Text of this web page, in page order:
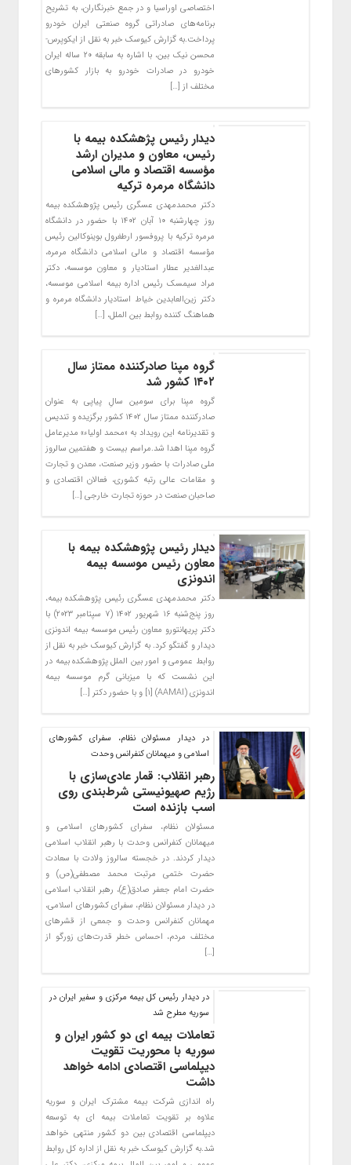
اختصاصی اوراسیا و در جمع خبرنگاران، به تشریح
برنامه‌های صادراتی گروه صنعتی ایران خودرو
پرداخت.به گزارش کیوسک خبر به نقل از ایکوپرس-
محسن نیک بین، با اشاره به سابقه ۲۰ ساله ایران
خودرو در صادرات خودرو به بازار کشورهای
مختلف از […]
دیدار رئیس پژهشکده بیمه با
رئیس، معاون و مدیران ارشد
مؤسسه اقتصاد و مالی اسلامی
دانشگاه مرمره ترکیه
دکتر محمدمهدی عسگری رئیس پژوهشکده بیمه
روز چهارشنبه ۱۰ آبان ۱۴۰۲ با حضور در دانشگاه
مرمره ترکیه با پروفسور ارطغرول بوینوکالین رئیس
مؤسسه اقتصاد و مالی اسلامی دانشگاه مرمره،
عبدالغدیر عطار استادیار و معاون موسسه، دکتر
مراد سیمسک رئیس اداره بیمه اسلامی موسسه،
دکتر زین‌العابدین خیاط استادیار دانشگاه مرمره و
هماهنگ کننده روابط بین الملل، […]
گروه مپنا صادرکننده ممتاز سال
۱۴۰۲ کشور شد
گروه مپنا برای سومین سالِ پیاپی به عنوان
صادرکننده ممتاز سال ۱۴۰۲ کشور برگزیده و تندیس
و تقدیرنامه این رویداد به «محمد اولیاء» مدیرعامل
گروه مپنا اهدا شد.مراسم بیست و هفتمین سالروز
ملی صادرات با حضور وزیر صنعت، معدن و تجارت
و مقامات عالی رتبه کشوری، فعالان اقتصادی و
صاحبان صنعت در حوزه تجارت خارجی […]
دیدار رئیس پژوهشکده بیمه با
معاون رئیس موسسه بیمه
اندونزی
دکتر محمدمهدی عسگری رئیس پژوهشکده بیمه،
روز پنج‌شنبه ۱۶ شهریور ۱۴۰۲ (۷ سپتامبر ۲۰۲۳) با
دکتر پریهانتورو معاون رئیس موسسه بیمه اندونزی
دیدار و گفتگو کرد. به گزارش کیوسک خبر به نقل از
روابط عمومی و امور بین الملل پژوهشکده بیمه در
این نشست که با میزبانی گرم موسسه بیمه
اندونزی (AAMAI) [۱] و با حضور دکتر […]
در دیدار مسئولان نظام، سفرای کشورهای
اسلامی و میهمانان کنفرانس وحدت
رهبر انقلاب: قمار عادی‌سازی با
رژیم صهیونیستی شرط‌بندی روی
اسب بازنده است
مسئولان نظام، سفرای کشورهای اسلامی و
میهمانان کنفرانس وحدت با رهبر انقلاب اسلامی
دیدار کردند. در خجسته سالروز ولادت با سعادت
حضرت ختمی مرتبت محمد مصطفی(ص) و
حضرت امام جعفر صادق(ع)، رهبر انقلاب اسلامی
در دیدار مسئولان نظام، سفرای کشورهای اسلامی،
مهمانان کنفرانس وحدت و جمعی از قشرهای
مختلف مردم، احساس خطر قدرت‌های زورگو از
[…]
در دیدار رئیس کل بیمه مرکزی و سفیر ایران در
سوریه مطرح شد
تعاملات بیمه ای دو کشور ایران و
سوریه با محوریت تقویت
دیپلماسی اقتصادی ادامه خواهد
داشت
راه اندازی شرکت بیمه مشترک ایران و سوریه
علاوه بر تقویت تعاملات بیمه ای به توسعه
دیپلماسی اقتصادی بین دو کشور منتهی خواهد
شد.به گزارش کیوسک خبر به نقل از اداره کل روابط